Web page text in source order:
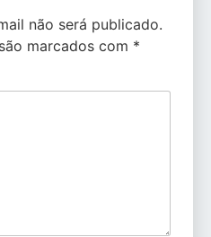
não será publicado.
marcados com *